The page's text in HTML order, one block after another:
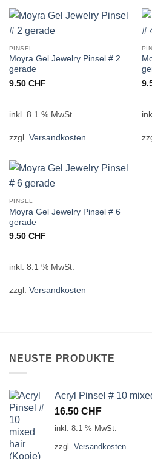
PINSEL
Moyra Gel Jewelry Pinsel # 2
gerade
9.50 CHF
inkl. 8.1 % MwSt.
zzgl. Versandkosten
PINSEL
Moyra Gel Jewelry Pinsel # 6
gerade
9.50 CHF
inkl. 8.1 % MwSt.
zzgl. Versandkosten
NEUSTE PRODUKTE
Acryl Pinsel # 10
16.50 CHF
inkl. 8.1 % MwSt.
zzgl. Versandkosten